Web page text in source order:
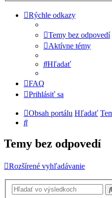
Rýchle odkazy
Temy bez odpovedí
Aktívne témy
Hľadať
FAQ
Prihlásiť sa
Obsah portálu Hľadať
Hľadať
Temy bez odpovedí
Rozšírené vyhľadávanie